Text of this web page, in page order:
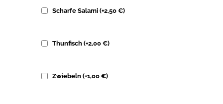
Scharfe Salami (+2,50 €)
Thunfisch (+2,00 €)
Zwiebeln (+1,00 €)